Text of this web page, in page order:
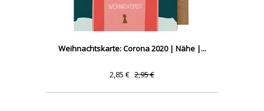
Weihnachtskarte: Corona 2020 | Nähe |...
2,85 € 2,95 €